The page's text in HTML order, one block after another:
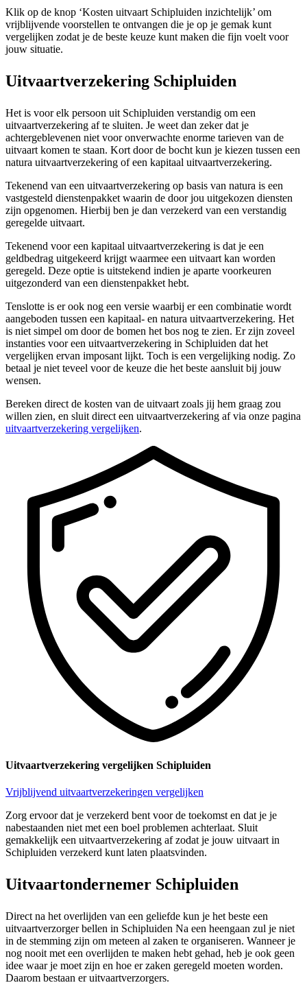
Klik op de knop ‘Kosten uitvaart Schipluiden inzichtelijk’ om
vrijblijvende voorstellen te ontvangen die je op je gemak kunt
vergelijken zodat je de beste keuze kunt maken die fijn voelt voor
jouw situatie.
Uitvaartverzekering Schipluiden
Het is voor elk persoon uit Schipluiden verstandig om een
uitvaartverzekering af te sluiten. Je weet dan zeker dat je
achtergeblevenen niet voor onverwachte enorme tarieven van de
uitvaart komen te staan. Kort door de bocht kun je kiezen tussen een
natura uitvaartverzekering of een kapitaal uitvaartverzekering.
Tekenend van een uitvaartverzekering op basis van natura is een
vastgesteld dienstenpakket waarin de door jou uitgekozen diensten
zijn opgenomen. Hierbij ben je dan verzekerd van een verstandig
geregelde uitvaart.
Tekenend voor een kapitaal uitvaartverzekering is dat je een
geldbedrag uitgekeerd krijgt waarmee een uitvaart kan worden
geregeld. Deze optie is uitstekend indien je aparte voorkeuren
uitgezonderd van een dienstenpakket hebt.
Tenslotte is er ook nog een versie waarbij er een combinatie wordt
aangeboden tussen een kapitaal- en natura uitvaartverzekering. Het
is niet simpel om door de bomen het bos nog te zien. Er zijn zoveel
instanties voor een uitvaartverzekering in Schipluiden dat het
vergelijken ervan imposant lijkt. Toch is een vergelijking nodig. Zo
betaal je niet teveel voor de keuze die het beste aansluit bij jouw
wensen.
Bereken direct de kosten van de uitvaart zoals jij hem graag zou
willen zien, en sluit direct een uitvaartverzekering af via onze pagina
uitvaartverzekering vergelijken.
Uitvaartverzekering vergelijken Schipluiden
Vrijblijvend uitvaartverzekeringen vergelijken
Zorg ervoor dat je verzekerd bent voor de toekomst en dat je je
nabestaanden niet met een boel problemen achterlaat. Sluit
gemakkelijk een uitvaartverzekering af zodat je jouw uitvaart in
Schipluiden verzekerd kunt laten plaatsvinden.
Uitvaartondernemer Schipluiden
Direct na het overlijden van een geliefde kun je het beste een
uitvaartverzorger bellen in Schipluiden Na een heengaan zul je niet
in de stemming zijn om meteen al zaken te organiseren. Wanneer je
nog nooit met een overlijden te maken hebt gehad, heb je ook geen
idee waar je moet zijn en hoe er zaken geregeld moeten worden.
Daarom bestaan er uitvaartverzorgers.